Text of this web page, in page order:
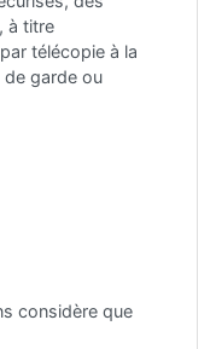
à titre
télécopie à la
de garde ou
considère que